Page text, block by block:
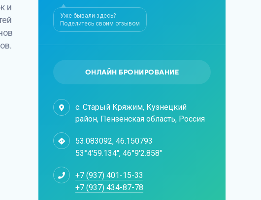
и
Уже бывали здесь?
Поделитесь своим отзывом
ОНЛАЙН БРОНИРОВАНИЕ
с. Старый Кряжим, Кузнецкий
район, Пензенская область, Россия
53.083092, 46.150793
53°4'59.134", 46°9'2.858"
+7 (937) 401-15-33
+7 (937) 434-87-78